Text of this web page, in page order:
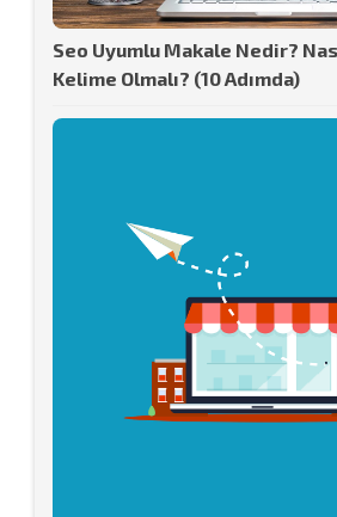
Seo Uyumlu Makale Nedir?
Kelime Olmalı? (10 Adımda)